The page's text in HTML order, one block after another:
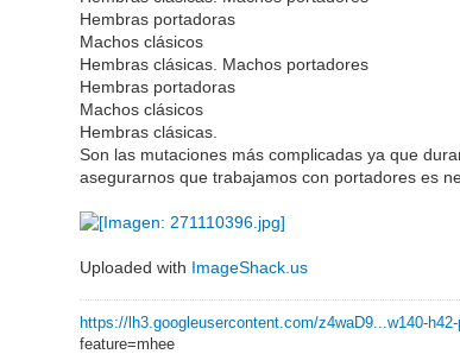
Hembras portadoras
Machos clásicos
Hembras clásicas. Machos portadores
Hembras portadoras
Machos clásicos
Hembras clásicas.
Son las mutaciones más complicadas ya que
asegurarnos que trabajamos con portadores es
Uploaded with ImageShack.us
https://lh3.googleusercontent.com/z4waD9...w140-
feature=mhee